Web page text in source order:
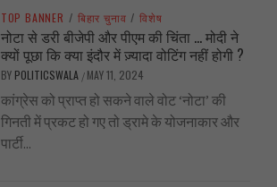
TOP BANNER / बिहार चुनाव / विशेष
नोटा से डरी बीजेपी और पीएम की चिंता … मोदी ने
क्यों पूछा कि क्या इंदौर में ज़्यादा वोटिंग नहीं होगी ?
BY POLITICSWALA / MAY 11, 2024
कांग्रेस को प्राप्त हो सकने वाले वोट ‘नोटा’ की
गिनती में प्रकट हो गए तो ड्रामे के योजनाकार और
पार्टी...